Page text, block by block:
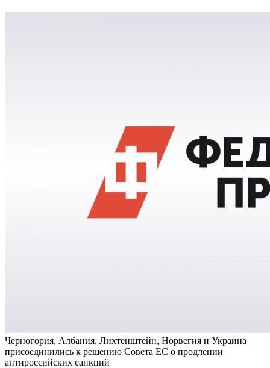
Черногория, Албания, Лихтенштейн, Норвегия и Украина
присоединились к решению Совета ЕС о продлении
антироссийских санкций